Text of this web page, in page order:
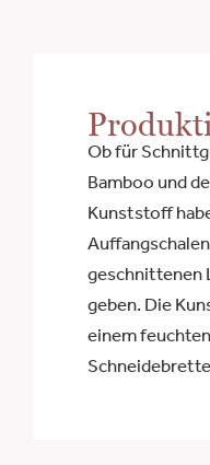
Ob für
Bamboo und
Kunststoff
geschnittenen
geben. Die
einem